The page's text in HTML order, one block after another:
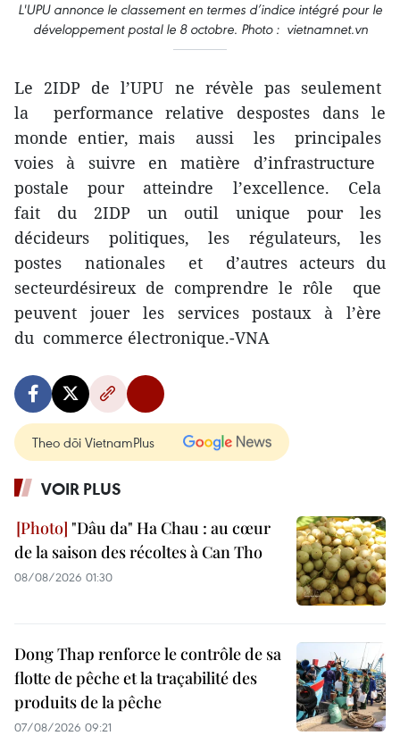
L'UPU annonce le classement en termes d’indice intégré pour le
développement postal le 8 octobre. Photo : vietnamnet.vn
Le 2IDP de l’UPU ne révèle pas seulement
la performance relative despostes dans le
monde entier, mais aussi les principales
voies à suivre en matière d’infrastructure
postale pour atteindre l’excellence. Cela
fait du 2IDP un outil unique pour les
décideurs politiques, les régulateurs, les
postes nationales et d’autres acteurs du
secteurdésireux de comprendre le rôle que
peuvent jouer les services postaux à l’ère
du commerce électronique.-VNA
Theo dõi VietnamPlus
VOIR PLUS
"Dâu da" Ha Chau : au cœur
de la saison des récoltes à Can Tho
08/08/2026 01:30
Dong Thap renforce le contrôle de sa
flotte de pêche et la traçabilité des
produits de la pêche
07/08/2026 09:21